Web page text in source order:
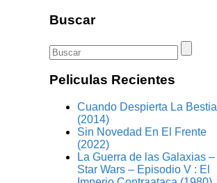
Buscar
Peliculas Recientes
Cuando Despierta La Bestia
(2014)
Sin Novedad En El Frente
(2022)
La Guerra de las Galaxias –
Star Wars – Episodio V : El